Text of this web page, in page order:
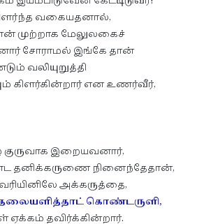
வகையதனால்,
முற்றாக மேலுலகைச்
சோராமல் இங்கே தான்
வலியுறுத்தி
கிளர்கின்றார் என உணர்வீர்,
குருவாக இறையவனார்,
தனிக்கருணை நினைந்தேதான்,
அக்கருத்தை,
கொண்டருளி,
தவிர்க்கின்றார்.